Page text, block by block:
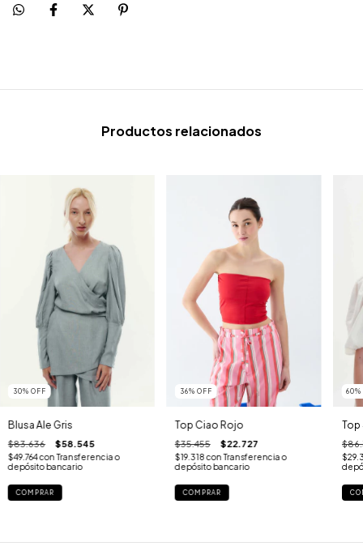
Productos relacionados
30% OFF
Blusa Ale Gris
$83.636 $58.545
$49.764con Transferencia o
depósito bancario
COMPRAR
36% OFF
Top Ciao Rojo
$35.455 $22.727
$19.318con Transferencia o
depósito bancario
COMPRAR
60%
Top